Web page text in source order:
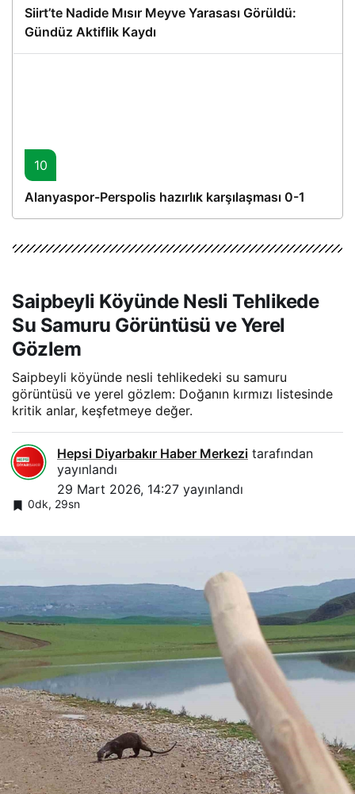
Siirt’te Nadide Mısır Meyve Yarasası Görüldü:
Gündüz Aktiflik Kaydı
10
Alanyaspor-Perspolis hazırlık karşılaşması 0-1
Saipbeyli Köyünde Nesli Tehlikede
Su Samuru Görüntüsü ve Yerel
Gözlem
Saipbeyli köyünde nesli tehlikedeki su samuru
görüntüsü ve yerel gözlem: Doğanın kırmızı listesinde
kritik anlar, keşfetmeye değer.
Hepsi Diyarbakır Haber Merkezi tarafından
yayınlandı
29 Mart 2026, 14:27 yayınlandı
0dk, 29sn